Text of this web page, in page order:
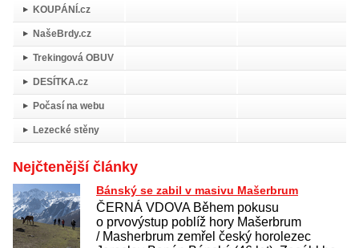
KOUPÁNÍ.cz
NašeBrdy.cz
Trekingová OBUV
DESÍTKA.cz
Počasí na webu
Lezecké stěny
Nejčtenější články
Bánský se zabil v masivu Mašerbrum
ČERNÁ VDOVA Během pokusu
o prvovýstup poblíž hory Mašerbrum
/ Masherbrum zemřel český horolezec